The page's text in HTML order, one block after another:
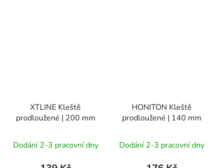
XTLINE Kleště
prodloužené | 200 mm
Dodání 2-3 pracovní dny
HONITON Kleště
prodloužené | 140 mm
Dodání 2-3 pracovní dny